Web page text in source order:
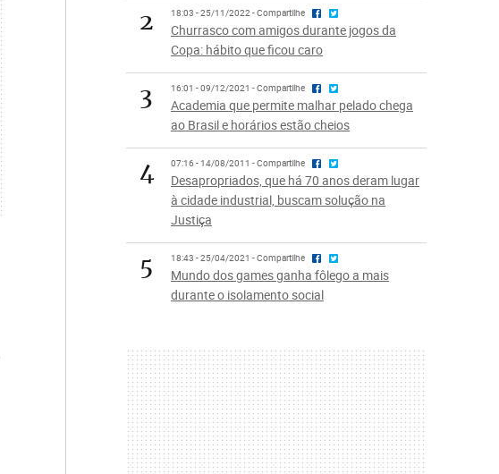
2 18:03 - 25/11/2022 - Compartilhe
Churrasco com amigos durante jogos da
Copa: hábito que ficou caro
3 16:01 - 09/12/2021 - Compartilhe
Academia que permite malhar pelado chega
ao Brasil e horários estão cheios
4 07:16 - 14/08/2011 - Compartilhe
Desapropriados, que há 70 anos deram lugar
à cidade industrial, buscam solução na
Justiça
5 18:43 - 25/04/2021 - Compartilhe
Mundo dos games ganha fôlego a mais
durante o isolamento social